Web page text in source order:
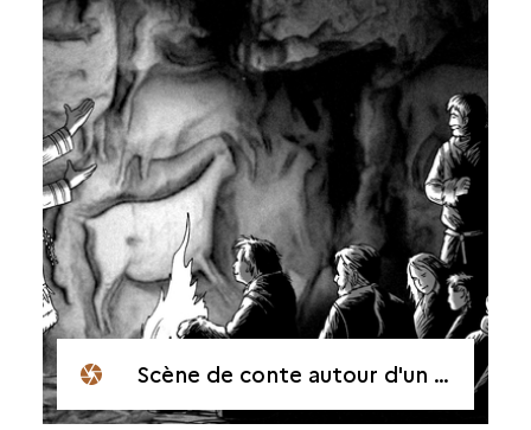
Scène de conte autour d'un foyer